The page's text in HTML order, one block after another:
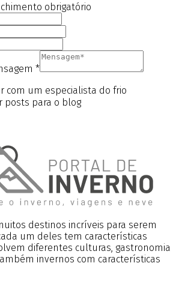
obrigatório
*
com um especialista do frio
posts para o blog
destinos incríveis para serem
um deles tem características
diferentes culturas, gastronomia
invernos com características